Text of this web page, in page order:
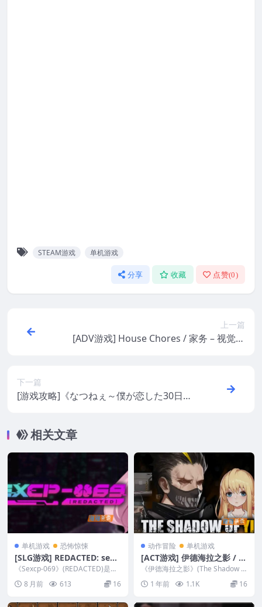
STEAM游戏 单机游戏
分享 收藏 点赞(0)
上一篇
[ADV游戏] House Chores / 家务 – 视觉小
下一篇
[游戏攻略]《なつねぇ～僕が恋した30日
相关文章
单机游戏 恐怖惊悚
[SLG游戏] REDACTED: sexc
p-069 / 删减内容 – 养成经营
| Steam中文版
《Sexcp-069》(REDACTED)是一
款SLG模拟经营养成游戏。你需要
感...8 月前 613 16
动作冒险 单机游戏
[ACT游戏] 伊德海拉之影 / T
he Shadow of Yidhra – 动
作射击 | Steam中文版
《伊德海拉之影》(The Shadow of
1 年前 1.1K 16